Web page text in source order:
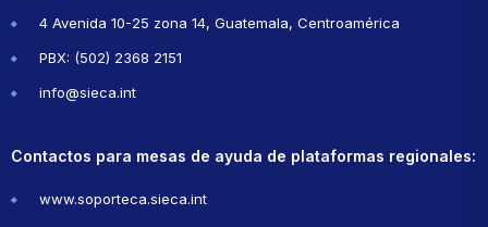
4 Avenida 10-25 zona 14, Guatemala, Centroamérica
PBX: (502) 2368 2151
info@sieca.int
Contactos para mesas de ayuda de plataformas regionales:
www.soporteca.sieca.int